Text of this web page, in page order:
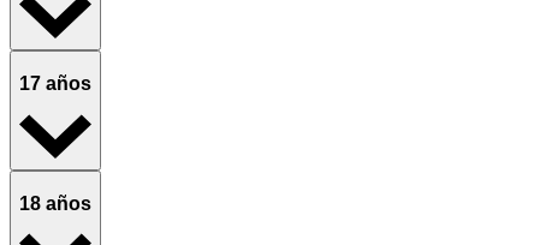
17 años
18 años